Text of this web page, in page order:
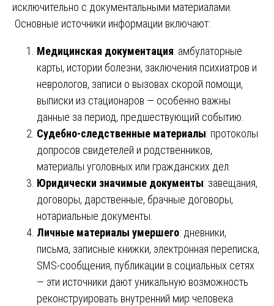
исключительно с документальными материалами.
Основные источники информации включают:
Медицинская документация: амбулаторные
карты, истории болезни, заключения психиатров и
неврологов, записи о вызовах скорой помощи,
выписки из стационаров — особенно важны
данные за период, предшествующий событию.
Судебно-следственные материалы: протоколы
допросов свидетелей и родственников,
материалы уголовных или гражданских дел.
Юридически значимые документы: завещания,
договоры, дарственные, брачные договоры,
нотариальные документы.
Личные материалы умершего: дневники,
письма, записные книжки, электронная переписка,
SMS-сообщения, публикации в социальных сетях
— эти источники дают уникальную возможность
реконструировать внутренний мир человека.